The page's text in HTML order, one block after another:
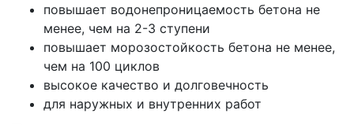
повышает водонепроницаемость бетона не
менее, чем на 2-3 ступени
повышает морозостойкость бетона не менее,
чем на 100 циклов
высокое качество и долговечность
для наружных и внутренних работ